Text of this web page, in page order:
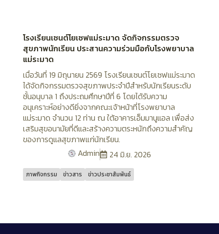
โรงเรียนเซนต์โยเซฟแม่ระมาด จัดกิจกรรมตรวจ
สุขภาพนักเรียน ประสานความร่วมมือกับโรงพยาบาล
แม่ระมาด
เมื่อวันที่ 19 มิถุนายน 2569 โรงเรียนเซนต์โยเซฟแม่ระมาด
ได้จัดกิจกรรมตรวจสุขภาพประจำปีสำหรับนักเรียนระดับ
ชั้นอนุบาล 1 ถึงประถมศึกษาปีที่ 6 โดยได้รับความ
อนุเคราะห์อย่างดียิ่งจากคณะเจ้าหน้าที่โรงพยาบาล
แม่ระมาด จำนวน 12 ท่าน ณ ใต้อาคารเอ็มมานูแอล เพื่อส่ง
เสริมสุขอนามัยที่ดีและสร้างความตระหนักถึงความสำคัญ
ของการดูแลสุขภาพแก่นักเรียน.
Admin
24 มิ.ย. 2026
ภาพกิจกรรม ข่าวสาร ข่าวประชาสัมพันธ์